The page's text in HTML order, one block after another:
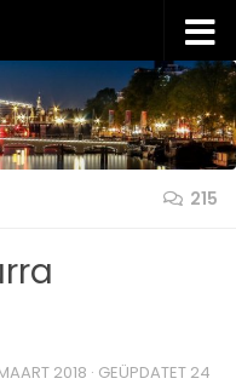
215
2018 · GEÜPDATET 24